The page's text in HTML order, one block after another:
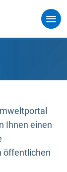
Ihnen einen
öffentlichen